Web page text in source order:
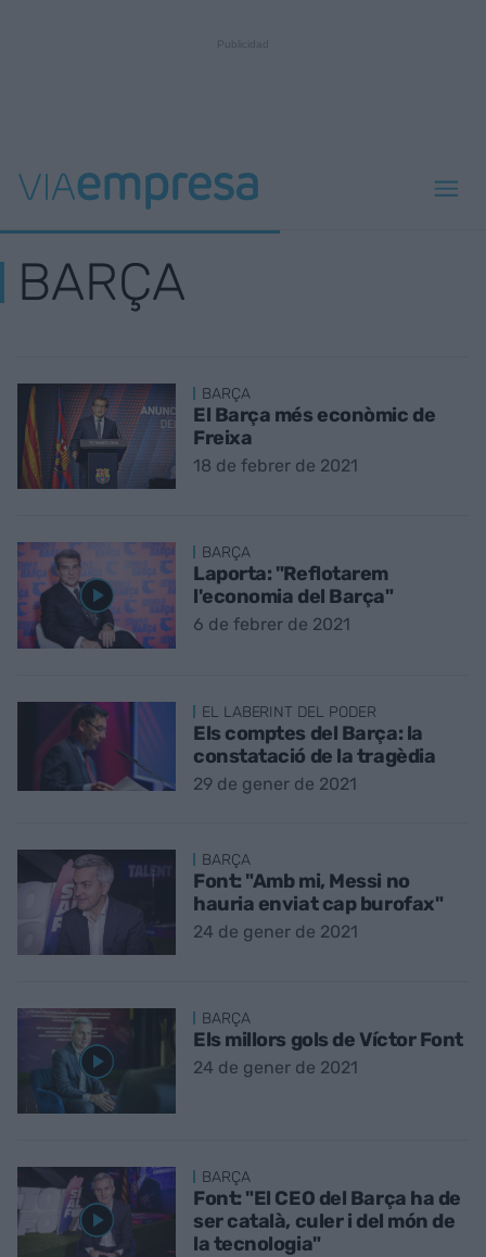
BARÇA
BARÇA
El Barça més econòmic de
Freixa
18 de febrer de 2021
BARÇA
Laporta: "Reflotarem
l'economia del Barça"
6 de febrer de 2021
EL LABERINT DEL PODER
Els comptes del Barça: la
constatació de la tragèdia
29 de gener de 2021
BARÇA
Font: "Amb mi, Messi no
hauria enviat cap burofax"
24 de gener de 2021
BARÇA
Els millors gols de Víctor Font
24 de gener de 2021
BARÇA
Font: "El CEO del Barça ha de
ser català, culer i del món de
la tecnologia"